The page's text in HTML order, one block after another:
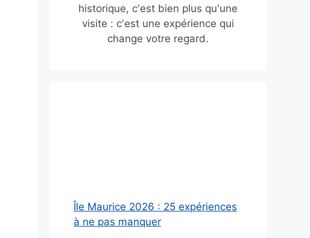
historique, c'est bien plus qu'une
visite : c'est une expérience qui
change votre regard.
Île Maurice 2026 : 25 expériences
à ne pas manquer